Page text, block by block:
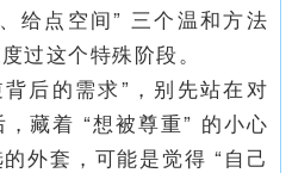
给点空间” 三个温和方法
过这个特殊阶段。
后的需求”，别先站在对
藏着 “想被尊重” 的小心
外套，可能是觉得 “自己